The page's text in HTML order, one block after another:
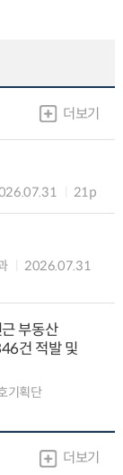
더보기
21p
2026.07.31
부동산
건 적발 및
기획단
더보기